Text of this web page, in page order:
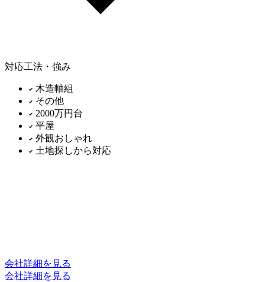
対応工法・強み
木造軸組
その他
2000万円台
平屋
外観おしゃれ
土地探しから対応
会社詳細を見る
会社詳細を見る